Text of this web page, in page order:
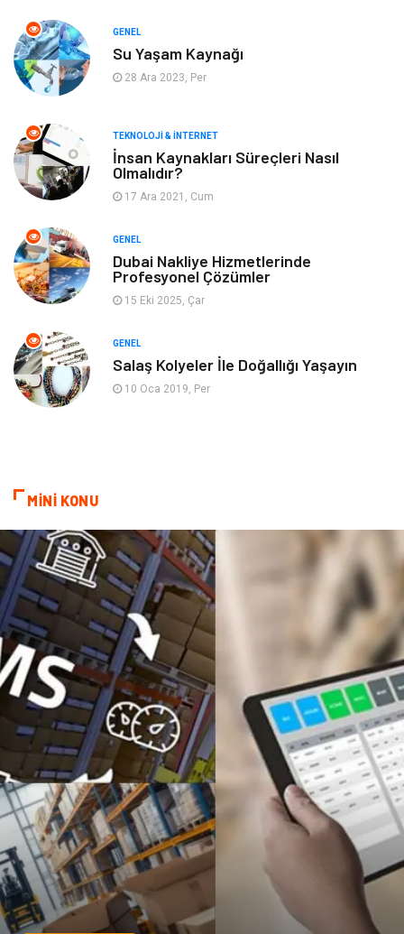
Yeme & İçme
Keyif & Hobi Organizasyon
Gayrimenkul Spor
Finans& Ekonomi Anne & Çocuk
Genel Kültür
Ev İşleri
Mobilya
Astroloji
Çadır Yazı Tahtaları
Pet Malzemeleri
GENEL
Su Yaşam Kaynağı
28 Ara 2023, Per
TEKNOLOJI & İNTERNET
İnsan Kaynakları Süreçleri Nasıl
Olmalıdır?
17 Ara 2021, Cum
GENEL
Dubai Nakliye Hizmetlerinde
Profesyonel Çözümler
15 Eki 2025, Çar
GENEL
Salaş Kolyeler İle Doğallığı Yaşayın
10 Oca 2019, Per
MİNİ KONU